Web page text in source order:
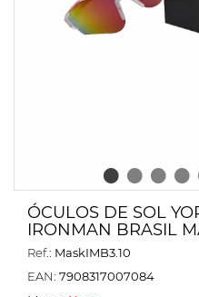
ÓCULOS DE SOL
IRONMAN BRASIL
Ref.: MaskIMB3.10
EAN: 7908317007084